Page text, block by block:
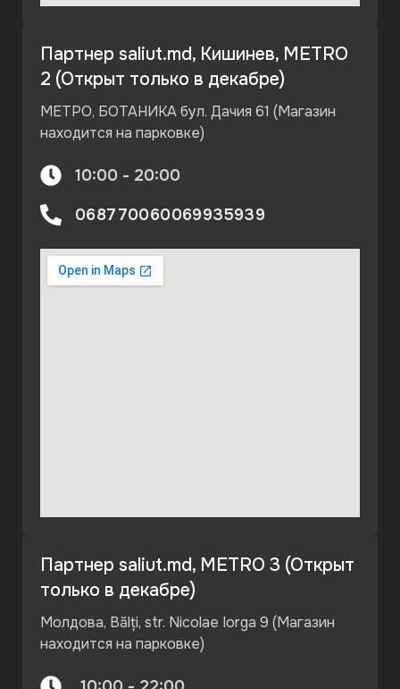
Партнер saliut.md, Кишинев, METRO
2 (Открыт только в декабре)
МЕТРО, БОТАНИКА бул. Дачия 61 (Магазин
находится на парковке)
10:00 - 20:00
068770060069935939
Партнер saliut.md, METRO 3 (Открыт
только в декабре)
Молдова, Bălți, str. Nicolae Iorga 9 (Магазин
находится на парковке)